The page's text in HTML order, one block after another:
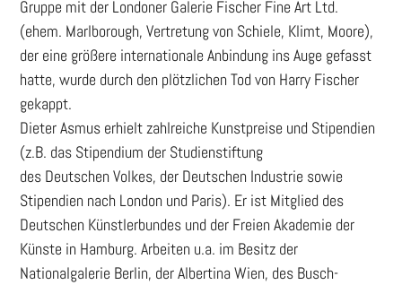
Gruppe mit der Londoner Galerie Fischer Fine Art Ltd.
(ehem. Marlborough, Vertretung von Schiele, Klimt, Moore),
der eine größere internationale Anbindung ins Auge gefasst
hatte, wurde durch den plötzlichen Tod von Harry Fischer
gekappt.
Dieter Asmus erhielt zahlreiche Kunstpreise und Stipendien
(z.B. das Stipendium der Studienstiftung
des Deutschen Volkes, der Deutschen Industrie sowie
Stipendien nach London und Paris). Er ist Mitglied des
Deutschen Künstlerbundes und der Freien Akademie der
Künste in Hamburg. Arbeiten u.a. im Besitz der
Nationalgalerie Berlin, der Albertina Wien, des Busch-